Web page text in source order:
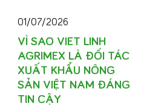
01/07/2026
VÌ SAO VIET LINH
AGRIMEX LÀ ĐỐI TÁC
XUẤT KHẨU NÔNG
SẢN VIỆT NAM ĐÁNG
TIN CẬY